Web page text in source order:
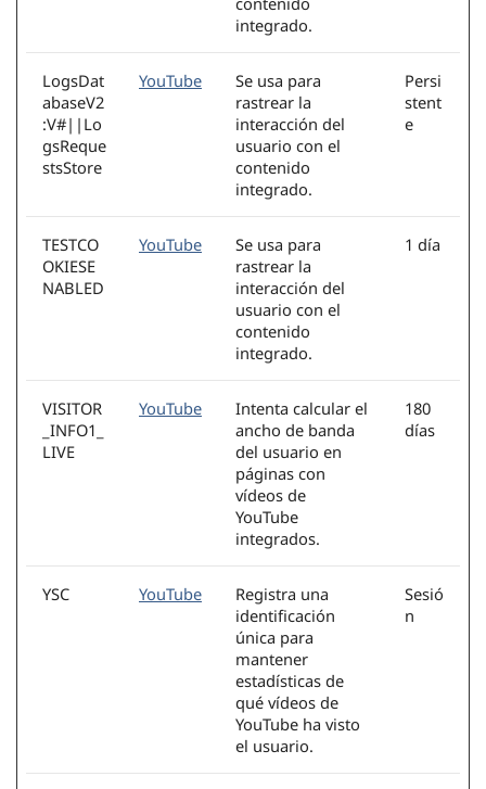
integrado.
LogsDat
abaseV2
:V#||Lo
gsReque
stsStore
YouTube
Se usa para
rastrear la
interacción del
usuario con el
contenido
integrado.
Persi
stent
e
TESTCO
OKIESE
NABLED
YouTube
Se usa para
rastrear la
interacción del
usuario con el
contenido
integrado.
1 día
VISITOR
_INFO1_
LIVE
YouTube
Intenta calcular el
ancho de banda
del usuario en
páginas con
vídeos de
YouTube
integrados.
180
días
YSC YouTube
Registra una
identificación
única para
mantener
estadísticas de
qué vídeos de
YouTube ha visto
el usuario.
Sesió
n